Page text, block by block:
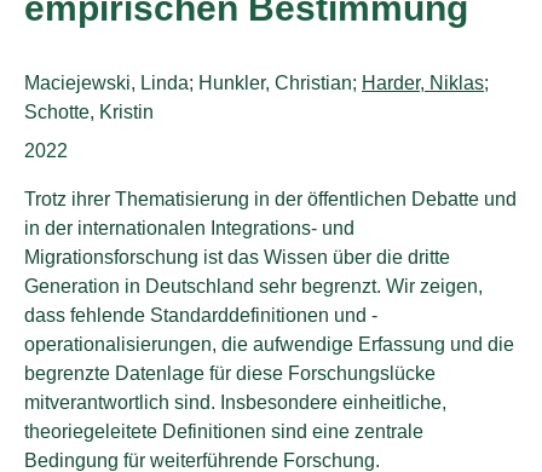
Authors:
Maciejewski, Linda; Hunkler, Christian; Harder, Niklas;
Schotte, Kristin
Publication year:
2022
Trotz ihrer Thematisierung in der öffentlichen Debatte und
in der internationalen Integrations- und
Migrationsforschung ist das Wissen über die dritte
Generation in Deutschland sehr begrenzt. Wir zeigen,
dass fehlende Standarddefinitionen und -
operationalisierungen, die aufwendige Erfassung und die
begrenzte Datenlage für diese Forschungslücke
mitverantwortlich sind. Insbesondere einheitliche,
theoriegeleitete Definitionen sind eine zentrale
Bedingung für weiterführende Forschung.